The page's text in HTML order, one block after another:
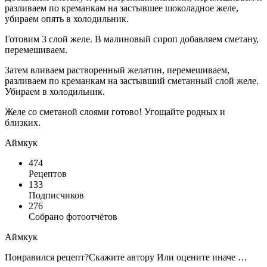
разливаем по креманкам на застывшее шоколадное желе,
убираем опять в холодильник.
Готовим 3 слой желе. В малиновый сироп добавляем сметану,
перемешиваем.
Затем вливаем растворенный желатин, перемешиваем,
разливаем по креманкам на застывший сметанный слой желе.
Убираем в холодильник.
Желе со сметаной слоями готово! Угощайте родных и
близких.
Аймкук
474
Рецептов
133
Подписчиков
276
Собрано фотоотчётов
Аймкук
Понравился рецепт?Скажите автору Или оцените иначе …